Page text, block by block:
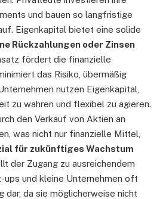
und bauen so langfristige
Eigenkapital bietet eine solide
Rückzahlungen oder Zinsen
fördert die finanzielle
das Risiko, übermäßig
nutzen Eigenkapital,
zu wahren und flexibel zu agieren.
den Verkauf von Aktien an
was nicht nur finanzielle Mittel,
für zukünftiges Wachstum
der Zugang zu ausreichendem
ups und kleine Unternehmen oft
dar, da sie möglicherweise nicht